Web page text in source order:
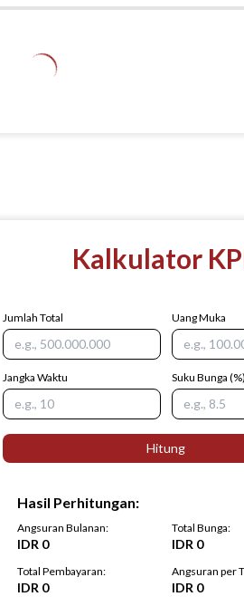
Kalkulator
Jumlah Total Uang Muka
Jangka Waktu Suku Bunga (%)
Hitung
Hasil Perhitungan:
Angsuran Bulanan:
IDR 0
Total Bunga:
IDR 0
Total Pembayaran:
IDR 0
Angsuran per
IDR 0